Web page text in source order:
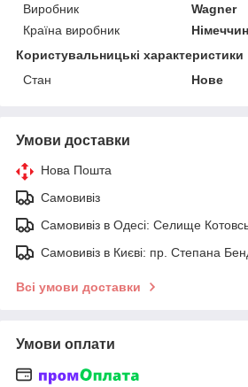
Виробник
Wagner
Країна виробник
Користувальницькі характеристики
Стан
Нове
Умови доставки
Нова Пошта
Самовивіз
Самовивіз в Одесі: Селище
Самовивіз в Києві: пр. Степана
Всі умови доставки
Умови оплати